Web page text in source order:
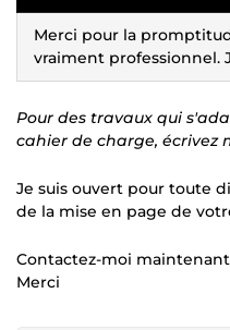
Merci pour la
vraiment professionnel.
Pour des travaux qui
cahier de charge, écrivez
Je suis ouvert pour toute
de la mise en page de
Contactez-moi
Merci